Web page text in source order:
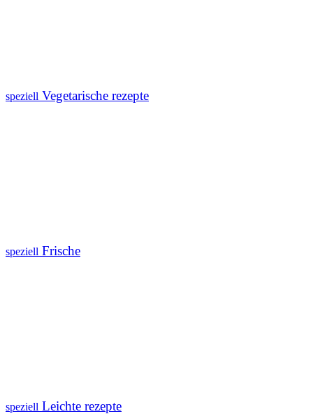
speziell Vegetarische rezepte
speziell Frische
speziell Leichte rezepte